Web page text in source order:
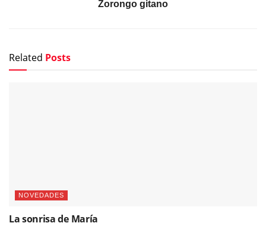
Zorongo gitano
Related Posts
NOVEDADES
La sonrisa de María